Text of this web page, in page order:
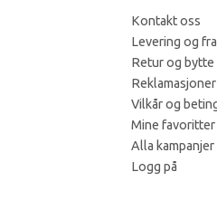
Kontakt oss
Levering og
Retur og bytte
Reklamasjoner
Vilkår og
Mine favoritter
Alla
Logg på